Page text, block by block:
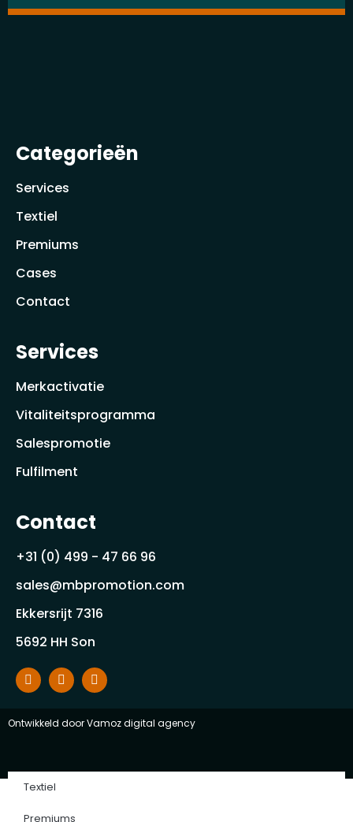
Categorieën
Services
Textiel
Premiums
Cases
Contact
Services
Merkactivatie
Vitaliteitsprogramma
Salespromotie
Fulfilment
Contact
+31 (0) 499 - 47 66 96
sales@mbpromotion.com
Ekkersrijt 7316
5692 HH Son
Ontwikkeld doorVamoz digital agency
Textiel
Premiums